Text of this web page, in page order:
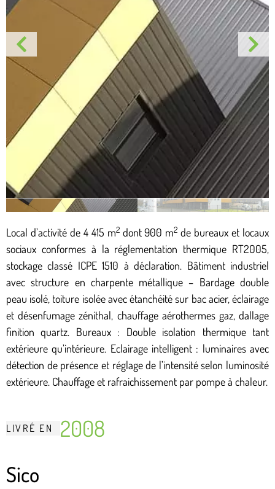
Local d’activité de 4 415 m2dont 900 m2 de bureaux et locaux
sociaux conformes à la réglementation thermique RT2005,
stockage classé ICPE 1510 à déclaration. Bâtiment industriel
avec structure en charpente métallique – Bardage double
peau isolé, toiture isolée avec étanchéité sur bac acier, éclairage
et désenfumage zénithal, chauffage aérothermes gaz, dallage
finition quartz. Bureaux : Double isolation thermique tant
extérieure qu’intérieure. Eclairage intelligent : luminaires avec
détection de présence et réglage de l’intensité selon luminosité
extérieure. Chauffage et rafraichissement par pompe à chaleur.
LIVRÉ EN 2008
Sico